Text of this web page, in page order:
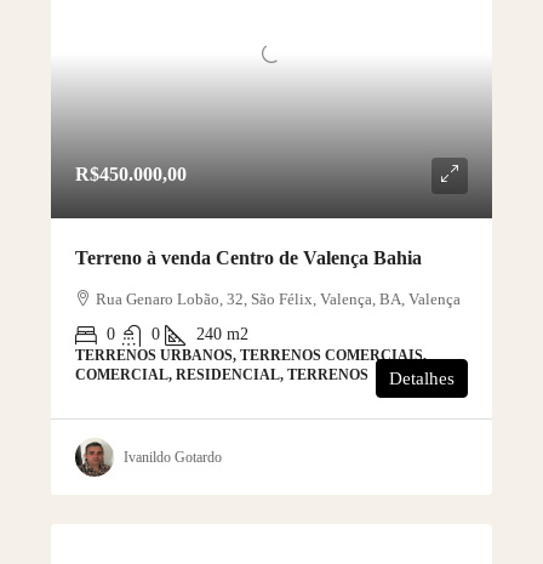
R$450.000,00
Terreno à venda Centro de Valença Bahia
Rua Genaro Lobão, 32, São Félix, Valença, BA, Valença
0
0 240 m2
TERRENOS URBANOS, TERRENOS COMERCIAIS,
COMERCIAL, RESIDENCIAL, TERRENOS
Detalhes
Ivanildo Gotardo